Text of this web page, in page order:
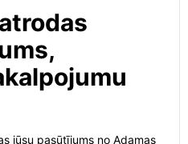
jūsu pasūtījums no Adamas